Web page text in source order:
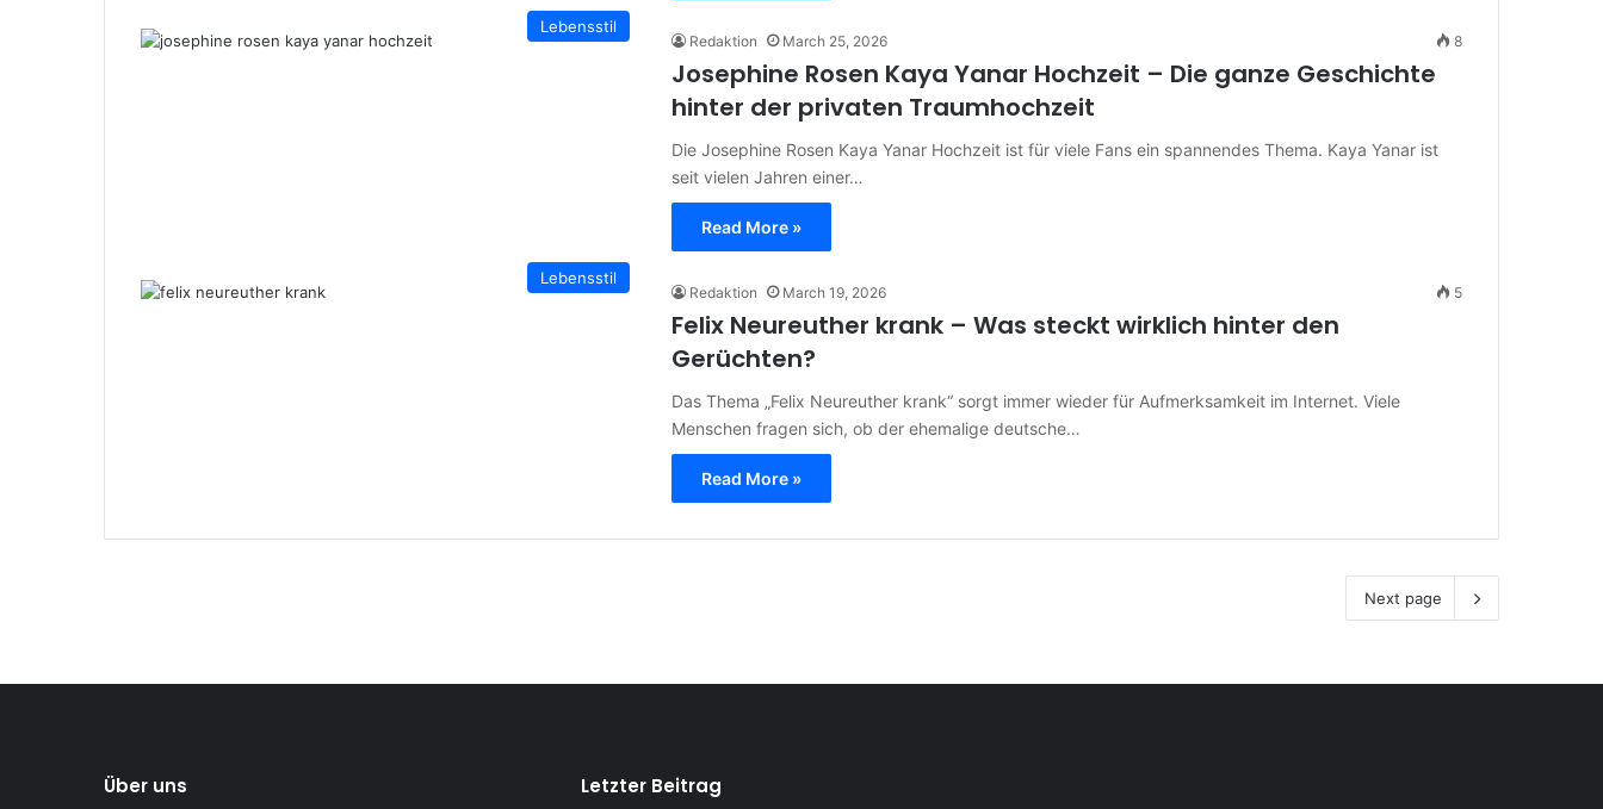
Lebensstil
Redaktion March 25, 2026 8
Josephine Rosen Kaya Yanar Hochzeit – Die ganze Geschichte
hinter der privaten Traumhochzeit
Die Josephine Rosen Kaya Yanar Hochzeit ist für viele Fans ein spannendes Thema. Kaya Yanar ist
seit vielen Jahren einer…
Read More »
Lebensstil
Redaktion March 19, 2026 5
Felix Neureuther krank – Was steckt wirklich hinter den
Gerüchten?
Das Thema „Felix Neureuther krank“ sorgt immer wieder für Aufmerksamkeit im Internet. Viele
Menschen fragen sich, ob der ehemalige deutsche…
Read More »
Next page
Über uns Letzter Beitrag